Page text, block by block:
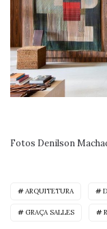
Fotos Denilson
ARQUITETURA
GRAÇA SALLES